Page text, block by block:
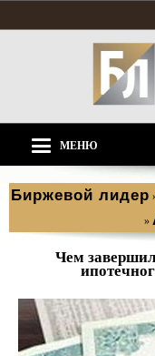
МЕНЮ
Биржевой лидер
»
Чем